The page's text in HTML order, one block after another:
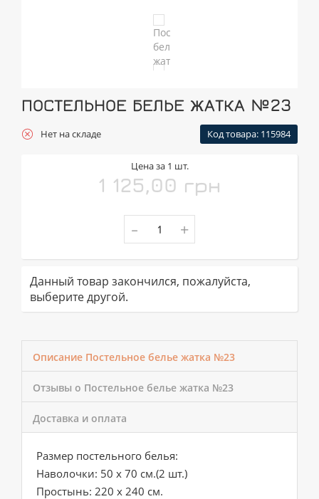
ПОСТЕЛЬНОЕ БЕЛЬЕ ЖАТКА №23
Нет на складе Код товара: 115984
Цена за 1 шт.
1 125,00 грн
- +
Данный товар закончился, пожалуйста,
выберите другой.
Описание Постельное белье жатка №23
Отзывы о Постельное белье жатка №23
Доставка и оплата
Размер постельного белья:
Наволочки: 50 х 70 см.(2 шт.)
Простынь: 220 х 240 см.